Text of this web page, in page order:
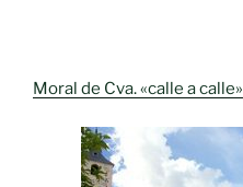
Moral de Cva. «calle a calle»